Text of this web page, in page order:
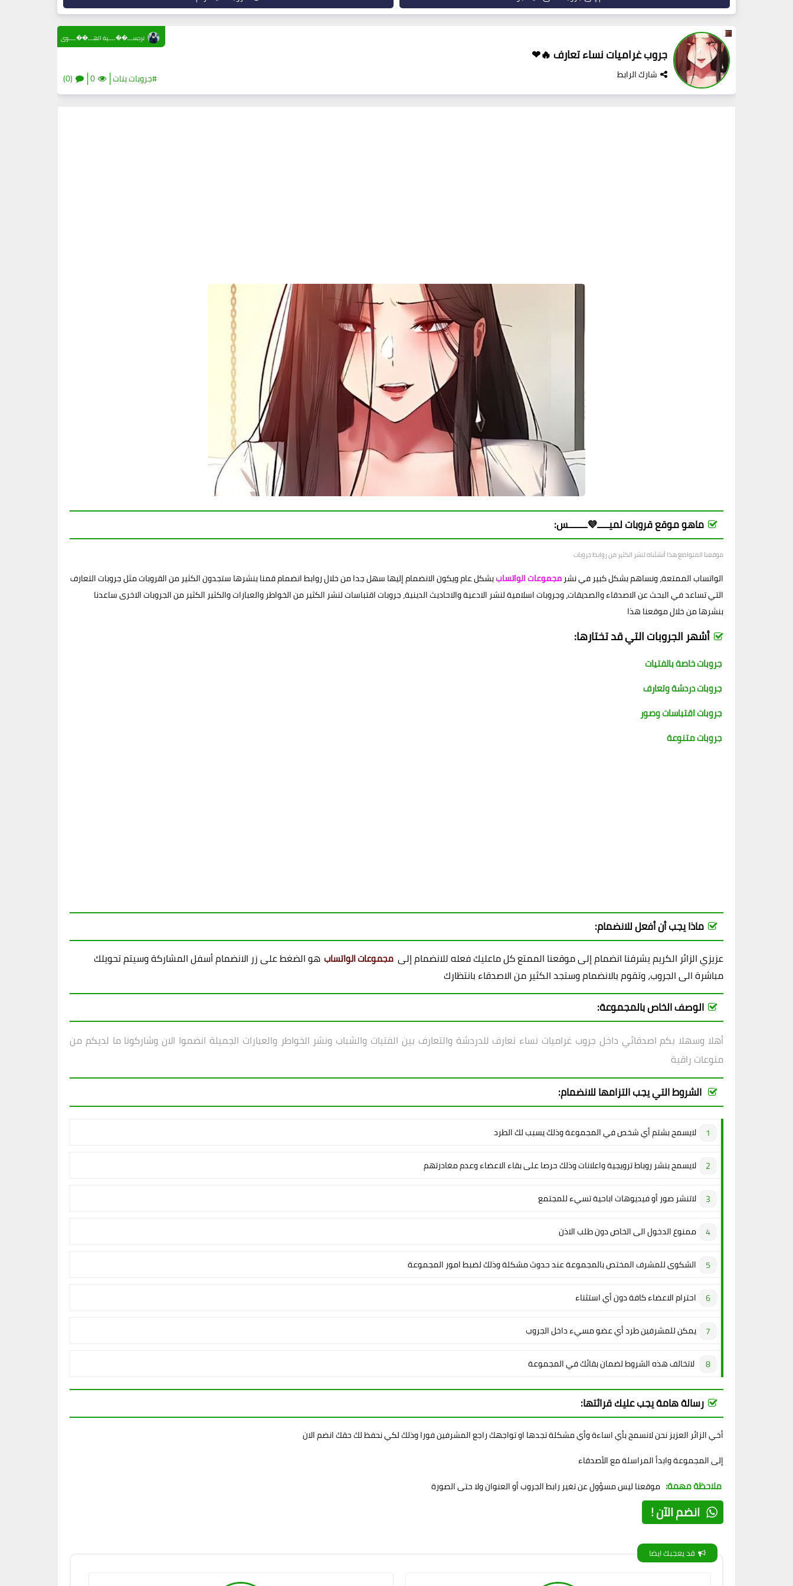
جروب غراميات نساء تعارف 🔥❤
شارك الرابط #جروبات بنات 0
(0)
نرجســـ��ــــية الهـــ��ــــوى
ماهو موقع قروبات لميـــــ💜ــــــــس:
موقعنا المتواضع هذا أنشئناه لنشر الكثير من روابط جروبات
الواتساب الممتعة، ونساهم بشكل كبير في نشرمجموعات الواتساببشكل عام ويكون الانضمام إليها سهل جدا من خلال روابط انضمام قمنا بنشرها ستجدون الكثير من القروبات مثل جروبات التعارف
التي تساعد في البحث عن الاصدقاء والصديقات، وجروبات اسلامية لنشر الادعية والاحاديث الدينية، جروبات اقتباسات لنشر الكثير من الخواطر والعبارات والكثير الكثير من الجروبات الاخرى ساعدنا
بنشرها من خلال موقعنا هذا
أشهر الجروبات التي قد تختارها:
جروبات خاصة بالفتيات
جروبات دردشة وتعارف
جروبات اقتباسات وصور
جروبات متنوعة
ماذا يجب أن أفعل للانضمام:
عزيزي الزائر الكريم يشرفنا انضمام إلى موقعنا الممتع كل ماعليك فعله للانضمام إلى مجموعات الواتساب هو الضغط على زر الانضمام أسفل المشاركة وسيتم تحويلك
مباشرة الى الجروب، وتقوم بالانضمام وستجد الكثير من الاصدقاء بانتظارك
الوصف الخاص بالمجموعة:
أهلا وسهلا بكم اصدقائي داخل جروب غراميات نساء تعارف للدردشة والتعارف بين الفتيات والشباب ونشر الخواطر والعبارات الجميلة انضموا الان وشاركونا ما لديكم من
منوعات راقية
الشروط التي يجب التزامها للانضمام:
لايسمح بشتم أي شخص في المجموعة وذلك يسبب لك الطرد
لايسمح بنشر روباط ترويجية واعلانات وذلك حرصا على بقاء الاعضاء وعدم مغادرتهم
لاتنشر صور أو فيديوهات اباحية تسيء للمجتمع
ممنوع الدخول الى الخاص دون طلب الاذن
الشكوى للمشرف المختص بالمجموعة عند حدوث مشكلة وذلك لضبط امور المجموعة
احترام الاعضاء كافة دون أي استثناء
يمكن للمشرفين طرد أي عضو مسيء داخل الجروب
لاتخالف هذه الشروط لضمان بقائك في المجموعة
رسالة هامة يجب عليك قرائتها:
أخي الزائر العزيز نحن لانسمح بأي اساءة وأي مشكلة تجدها او تواجهك راجع المشرفين فورا وذلك لكي نحفظ لك حقك انضم الان
إلى المجموعة وابدأ المراسلة مع الأصدقاء
ملاحظة مهمة: موقعنا ليس مسؤول عن تغير رابط الجروب أو العنوان ولا حتى الصورة
انضم الآن !
قد يعجبك ايضا